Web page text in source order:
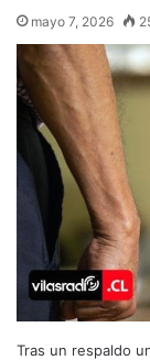
mayo 7, 2026
Tras un respaldo